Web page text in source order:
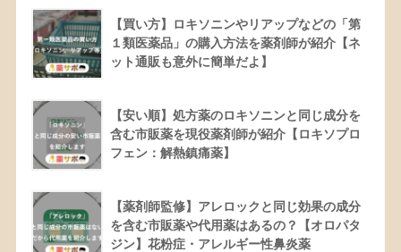
【買い方】ロキソニンやリアップなどの「第
１類医薬品」の購入方法を薬剤師が紹介【ネ
ット通販も意外に簡単だよ】
【安い順】処方薬のロキソニンと同じ成分を
含む市販薬を現役薬剤師が紹介【ロキソプロ
フェン：解熱鎮痛薬】
【薬剤師監修】アレロックと同じ効果の成分
を含む市販薬や代用薬はあるの？【オロパタ
ジン】花粉症・アレルギー性鼻炎薬